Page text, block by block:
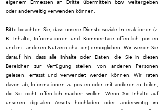
oder anderweitig verwenden können.
Bitte beachten Sie, dass unsere Dienste soziale Interaktionen (z.
B. Inhalte, Informationen und Kommentare öffentlich posten
und mit anderen Nutzern chatten) ermöglichen. Wir weisen Sie
darauf hin, dass alle Inhalte oder Daten, die Sie in diesen
Bereichen zur Verfügung stellen, von anderen Personen
gelesen, erfasst und verwendet werden können. Wir raten
davon ab, Informationen zu posten oder mit anderen zu teilen,
die Sie nicht öffentlich machen wollen. Wenn Sie Inhalte auf
unseren digitalen Assets hochladen oder anderweitig im